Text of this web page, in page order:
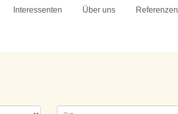
Interessenten Über uns Referenzen